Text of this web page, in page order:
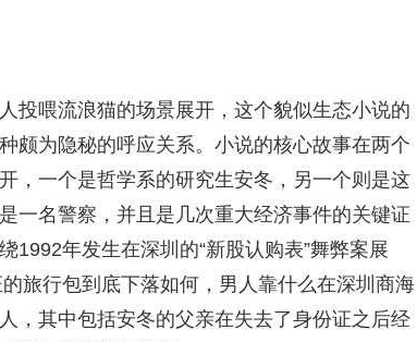
投喂流浪猫的场景展开，这个貌似生态小说的
颇为隐秘的呼应关系。小说的核心故事在两个
，一个是哲学系的研究生安冬，另一个则是这
一名警察，并且是几次重大经济事件的关键证
1992年发生在深圳的“新股认购表”舞弊案展
旅行包到底下落如何，男人靠什么在深圳商海
，其中包括安冬的父亲在失去了身份证之后经